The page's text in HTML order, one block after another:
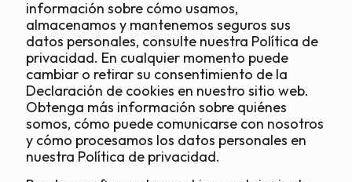
información sobre cómo usamos,
almacenamos y mantenemos seguros sus
datos personales, consulte nuestra Política de
privacidad. En cualquier momento puede
cambiar o retirar su consentimiento de la
Declaración de cookies en nuestro sitio web.
Obtenga más información sobre quiénes
somos, cómo puede comunicarse con nosotros
y cómo procesamos los datos personales en
nuestra Política de privacidad.